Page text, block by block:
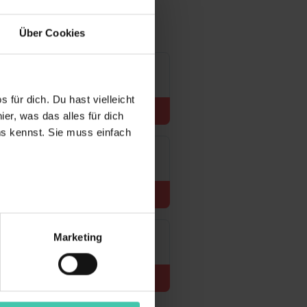
Über Cookies
für dich. Du hast vielleicht
was das alles für dich
kennst. Sie muss einfach
bei Benutzung der
zu analysieren
soziale Medien, Werbung
Partner führen diese
Marketing
Zur Stelle